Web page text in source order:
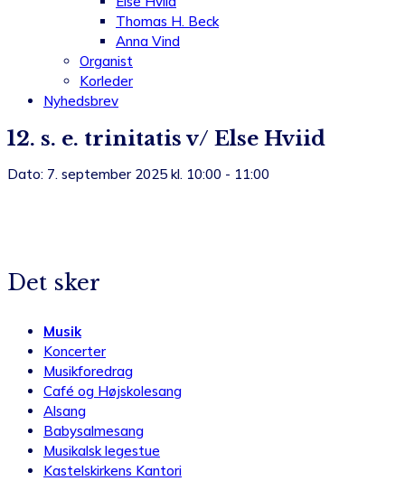
Thomas H. Beck
Anna Vind
Organist
Korleder
Nyhedsbrev
12. s. e. trinitatis v/ Else Hviid
Dato: 7. september 2025 kl. 10:00 - 11:00
Det sker
Musik
Koncerter
Musikforedrag
Café og Højskolesang
Alsang
Babysalmesang
Musikalsk legestue
Kastelskirkens Kantori